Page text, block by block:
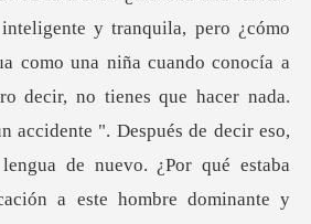
uando conocía a
decir, no tienes que hacer nada.
accidente ". Después de decir eso,
de nuevo. ¿Por qué estaba
a e